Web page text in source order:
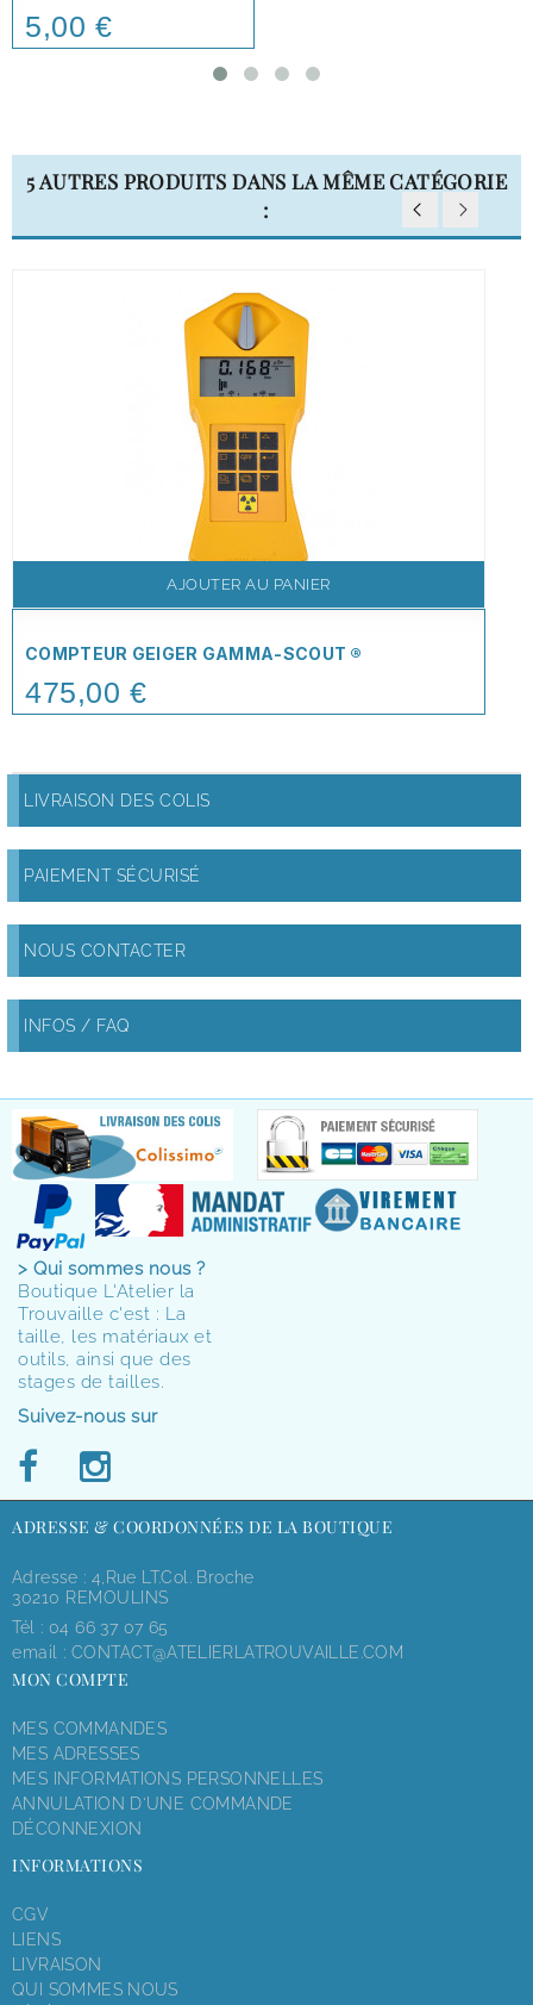
Price
5,00 €
5 AUTRES PRODUITS DANS LA MÊME CATÉGORIE
:
AJOUTER AU PANIER
COMPTEUR GEIGER GAMMA-SCOUT ®
Price
475,00 €
LIVRAISON DES COLIS
PAIEMENT SÉCURISÉ
NOUS CONTACTER
INFOS / FAQ
> Qui sommes nous ?
Boutique L'Atelier la
Trouvaille c'est : La
taille, les matériaux et
outils, ainsi que des
stages de tailles.
Suivez-nous sur
ADRESSE & COORDONNÉES DE LA BOUTIQUE
Adresse : 4,rue LT.Col. Broche
30210 REMOULINS
Tél : 04 66 37 07 65
email : CONTACT@ATELIERLATROUVAILLE.COM
MON COMPTE
MES COMMANDES
MES ADRESSES
MES INFORMATIONS PERSONNELLES
ANNULATION D'UNE COMMANDE
DÉCONNEXION
INFORMATIONS
CGV
LIENS
LIVRAISON
QUI SOMMES NOUS